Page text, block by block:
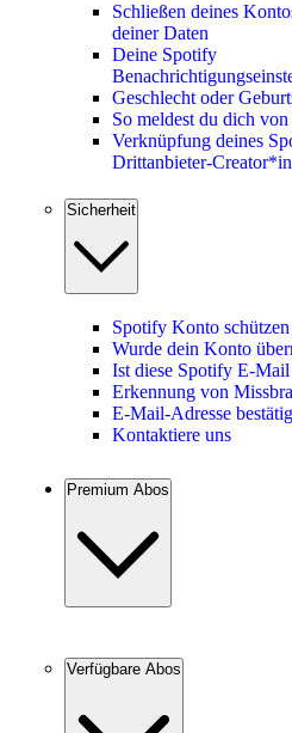
Schließen deines
deiner Daten
Deine Spotify
Geschlecht oder
So meldest du dich
Verknüpfung deines
Drittanbieter-
Sicherheit
Spotify Konto schützen
Wurde dein Konto
Ist diese Spotify E-
Erkennung von
E-Mail-Adresse
Kontaktiere uns
Premium Abos
Verfügbare Abos